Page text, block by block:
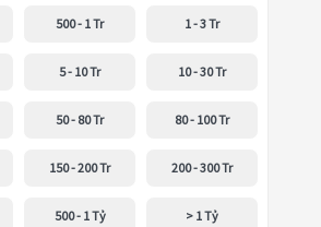
500 - 1 Tr 1 - 3 Tr
5 - 10 Tr 10 - 30 Tr
50 - 80 Tr 80 - 100 Tr
150 - 200 Tr 200 - 300 Tr
500 - 1 Tỷ > 1 Tỷ